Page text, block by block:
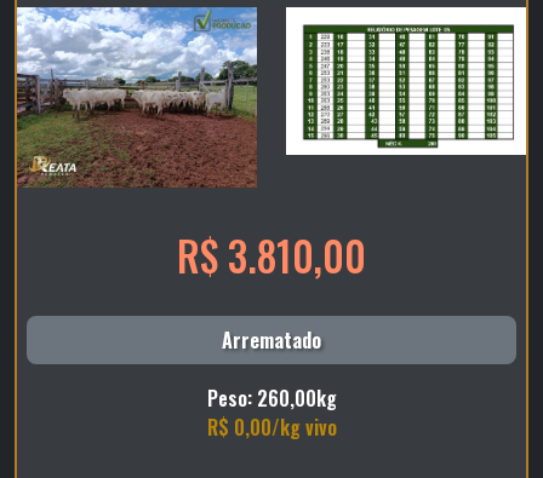
R$ 3.810,00
Arrematado
Peso: 260,00kg
R$ 0,00/kg vivo